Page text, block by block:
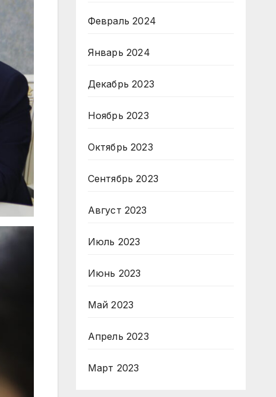
Февраль 2024
Январь 2024
Декабрь 2023
Ноябрь 2023
Октябрь 2023
Сентябрь 2023
Август 2023
Июль 2023
Июнь 2023
Май 2023
Апрель 2023
Март 2023